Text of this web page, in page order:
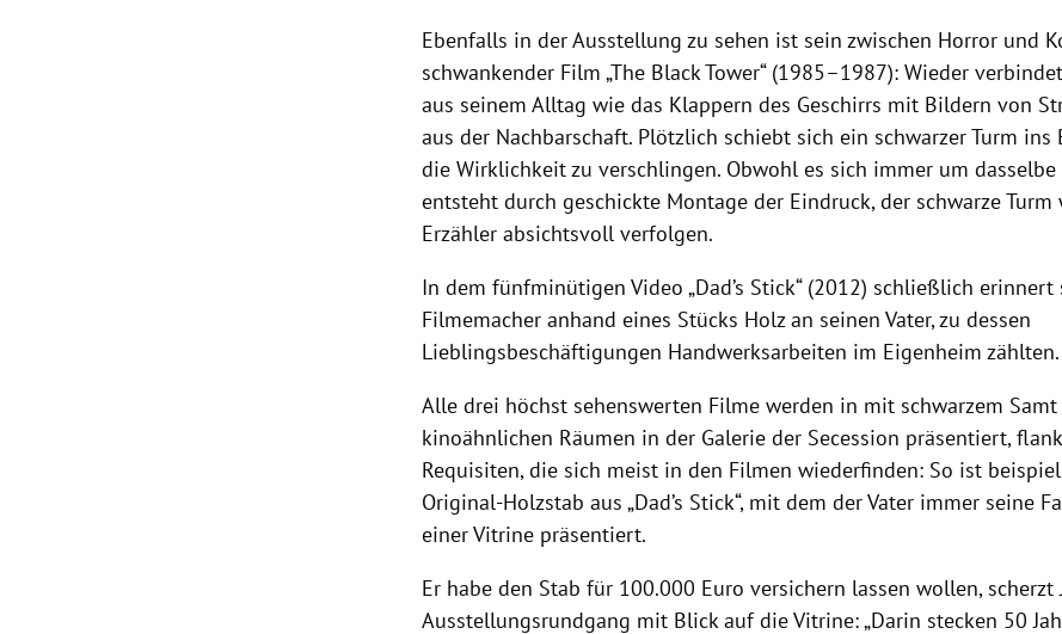
Ebenfalls in der Ausstellung zu sehen ist sein zwischen Horror und
schwankender Film „The Black Tower“ (1985–1987): Wieder
aus seinem Alltag wie das Klappern des Geschirrs mit Bildern von
aus der Nachbarschaft. Plötzlich schiebt sich ein schwarzer Turm
die Wirklichkeit zu verschlingen. Obwohl es sich immer um dasselbe
entsteht durch geschickte Montage der Eindruck, der schwarze
Erzähler absichtsvoll verfolgen.
In dem fünfminütigen Video „Dad’s Stick“ (2012) schließlich erinnert
Filmemacher anhand eines Stücks Holz an seinen Vater, zu dessen
Lieblingsbeschäftigungen Handwerksarbeiten im Eigenheim zählten.
Alle drei höchst sehenswerten Filme werden in mit schwarzem Samt
kinoähnlichen Räumen in der Galerie der Secession präsentiert,
Requisiten, die sich meist in den Filmen wiederfinden: So ist
Original-Holzstab aus „Dad’s Stick“, mit dem der Vater immer seine
einer Vitrine präsentiert.
Er habe den Stab für 100.000 Euro versichern lassen wollen,
Ausstellungsrundgang mit Blick auf die Vitrine: „Darin stecken 50